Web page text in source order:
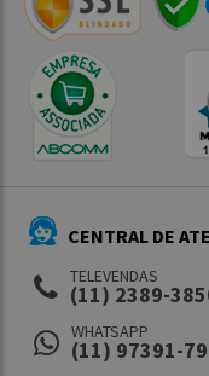
CENTRAL DE
TELEVENDAS
(11) 2389-
WHATSAPP
(11) 97391-